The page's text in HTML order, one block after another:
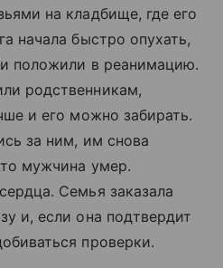
на кладбище, где его
начала быстро опухать,
и положили в реанимацию.
родственникам,
и его можно забирать.
за ним, им снова
мужчина умер.
Семья заказала
и, если она подтвердит
проверки.